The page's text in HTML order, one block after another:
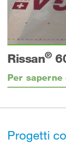
Rissan®
Per saperne
Progetti